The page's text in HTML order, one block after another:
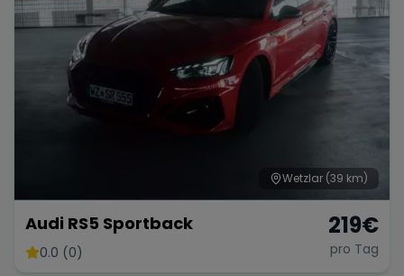
Wetzlar (39 km)
Audi RS5 Sportback
0.0 (0)
219€
pro Tag